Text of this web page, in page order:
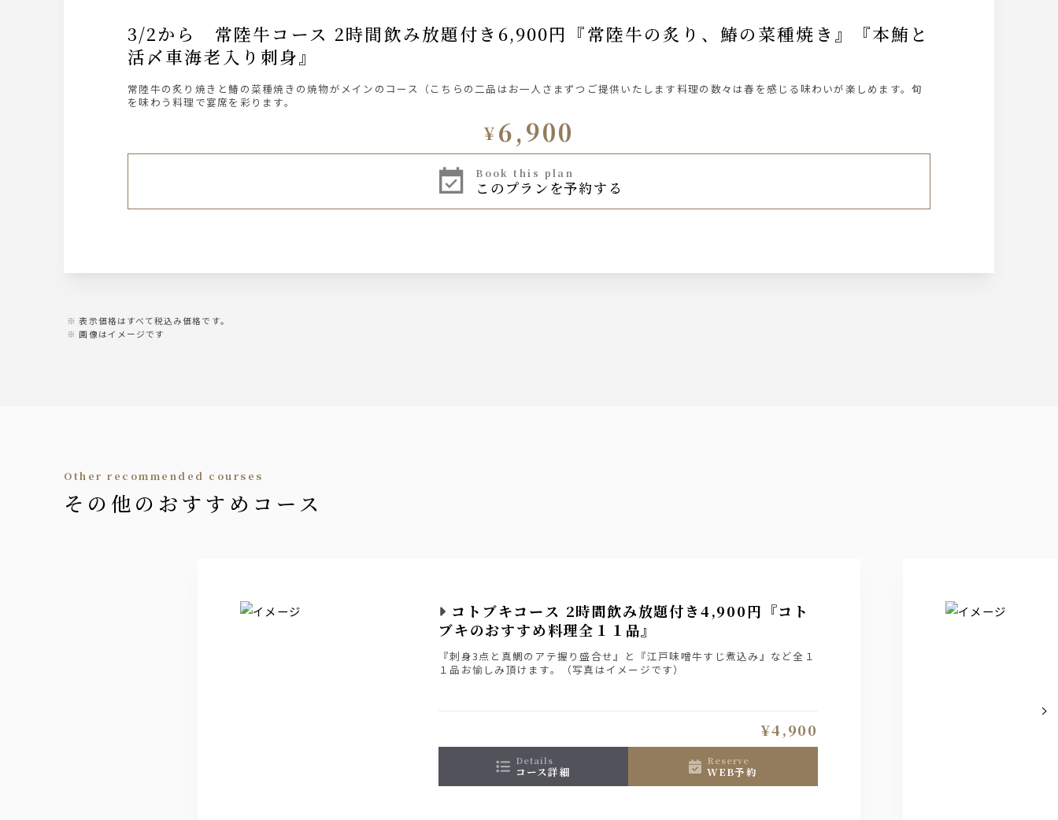
3/2から 常陸牛コース 2時間飲み放題付き6,900円『常陸牛の炙り、鰆の菜種焼き』『本鮪と
活〆車海老入り刺身』
常陸牛の炙り焼きと鰆の菜種焼きの焼物がメインのコース（こちらの二品はお一人さまずつご提供いたします料理の数々は春を感じる味わいが楽しめます。旬
を味わう料理で宴席を彩ります。
¥6,900
book this plan
このプランを予約する
表示価格はすべて税込み価格です。
画像はイメージです
other recommended courses
その他のおすすめコース
コトブキコース 2時間飲み放題付き4,900円『コト
ブキのおすすめ料理全１１品』
『刺身3点と真鯛のアテ握り盛合せ』と『江戸味噌牛すじ煮込み』など全１
１品お愉しみ頂けます。（写真はイメージです）
¥4,900
details
コース詳細
reserve
WEB予約